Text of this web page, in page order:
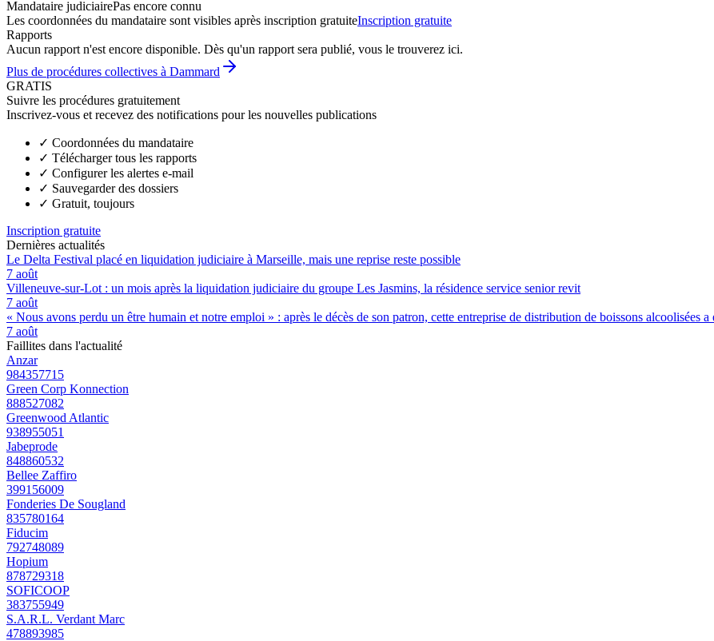
Mandataire judiciairePas encore connu
Les coordonnées du mandataire sont visibles après inscription gratuiteInscription gratuite
Rapports
Aucun rapport n'est encore disponible. Dès qu'un rapport sera publié, vous le trouverez ici.
Plus de procédures collectives à Dammard
GRATIS
Suivre les procédures gratuitement
Inscrivez-vous et recevez des notifications pour les nouvelles publications
✓ Coordonnées du mandataire
✓ Télécharger tous les rapports
✓ Configurer les alertes e-mail
✓ Sauvegarder des dossiers
✓ Gratuit, toujours
Inscription gratuite
Dernières actualités
Le Delta Festival placé en liquidation judiciaire à Marseille, mais une reprise reste possible
7 août
Villeneuve-sur-Lot : un mois après la liquidation judiciaire du groupe Les Jasmins, la résidence service senior revit
7 août
« Nous avons perdu un être humain et notre emploi » : après le décès de son patron, cette entreprise de distribution de boissons alcoolisées a
7 août
Faillites dans l'actualité
Anzar
984357715
Green Corp Konnection
888527082
Greenwood Atlantic
938955051
Jabeprode
848860532
Bellee Zaffiro
399156009
Fonderies De Sougland
835780164
Fiducim
792748089
Hopium
878729318
SOFICOOP
383755949
S.A.R.L. Verdant Marc
478893985